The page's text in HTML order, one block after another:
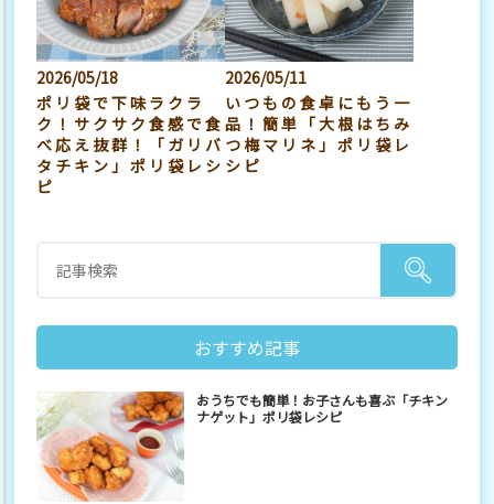
2026/05/18
ポリ袋で下味ラクラ
ク！サクサク食感で食
べ応え抜群！「ガリバ
タチキン」ポリ袋レシ
ピ
2026/05/11
いつもの食卓にもう一
品！簡単「大根はちみ
つ梅マリネ」ポリ袋レ
シピ
おすすめ記事
おうちでも簡単！お子さんも喜ぶ「チキン
ナゲット」ポリ袋レシピ